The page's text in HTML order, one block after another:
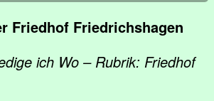
Friedhof Friedrichshagen
ich Wo – Rubrik: Friedhof